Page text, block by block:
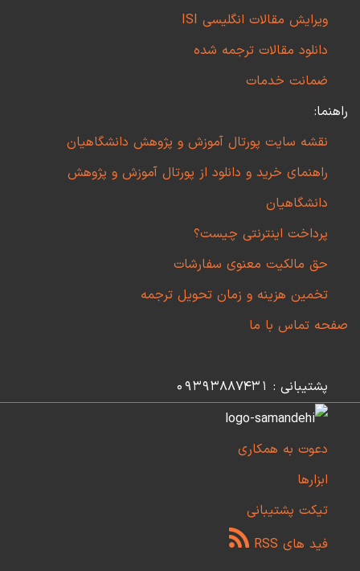
ویرایش مقالات انگلیسی ISI
دانلود مقالات ترجمه شده
ضمانت خدمات
راهنما:
نقشه سایت پورتال آموزش و پژوهش دانشگاهیان
راهنمای خرید و دانلود از پورتال آموزش و پژوهش
دانشگاهیان
پرداخت اینترنتی چیست؟
حق مالکیت معنوی سفارشات
تخمین هزینه و زمان تحویل ترجمه
صفحه تماس با ما
پشتیبانی : 09393887431
دعوت به همکاری
ابزارها
تیکت پشتیبانی
فید های RSS